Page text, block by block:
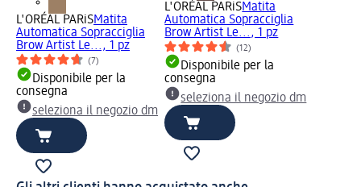
L'ORÉAL PARiSMatita
Automatica Sopracciglia
Brow Artist Le..., 1 pz
(7)
Disponibile per la
consegna
seleziona il negozio dm
L'ORÉAL PARiSMatita
Automatica Sopracciglia
Brow Artist Le..., 1 pz
(12)
Disponibile per la
consegna
seleziona il negozio dm